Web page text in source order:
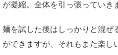
が凝縮。全体を引っ張っていき
麺を試した後はしっかりと混ぜ
ができますが、それもまた楽し